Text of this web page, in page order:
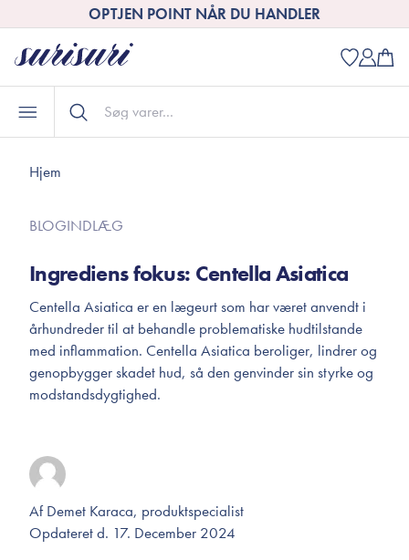
OPTJEN POINT NÅR DU HANDLER
Hjem
BLOGINDLÆG
Ingrediens fokus: Centella Asiatica
Centella Asiatica er en lægeurt som har været anvendt i
århundreder til at behandle problematiske hudtilstande
med inflammation. Centella Asiatica beroliger, lindrer og
genopbygger skadet hud, så den genvinder sin styrke og
modstandsdygtighed.
AfDemet Karaca, produktspecialist
Opdateret d. 17. December 2024